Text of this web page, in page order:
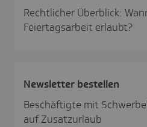
Rechtlicher Überblick:
Feiertagsarbeit erlaubt?
News­letter bestellen
Beschäftigte mit
auf Zusatzurlaub